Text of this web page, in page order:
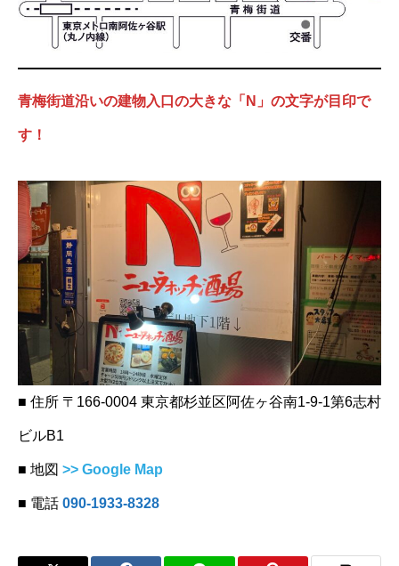
青梅街道沿いの建物入口の大きな「N」の文字が目印で
す！
■ 住所 〒166-0004 東京都杉並区阿佐ヶ谷南1-9-1第6志村
ビルB1
■ 地図 >> Google Map
■ 電話 090-1933-8328